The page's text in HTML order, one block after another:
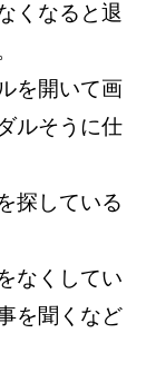
くなると退
を開いて画
ルそうに仕
探している
なくしてい
を聞くなど